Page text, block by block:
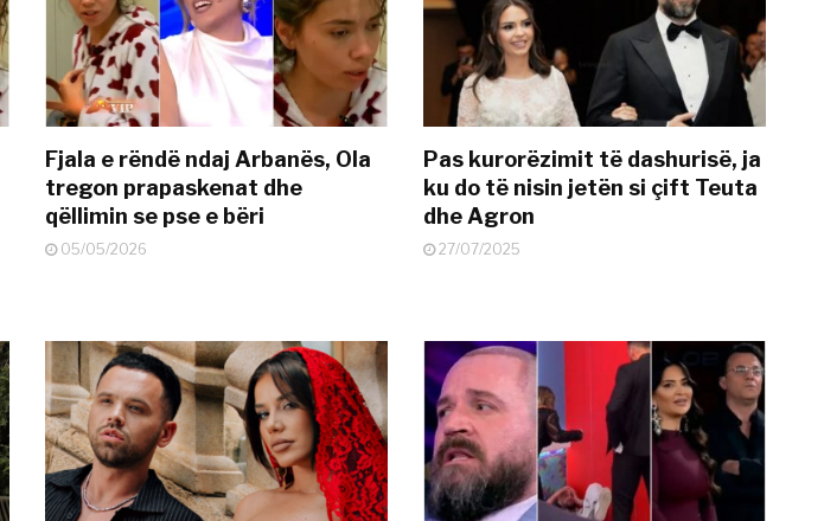
Fjala e rëndë ndaj Arbanës, Ola
tregon prapaskenat dhe
qëllimin se pse e bëri
05/05/2026
Pas kurorëzimit të dashurisë, ja
ku do të nisin jetën si çift Teuta
dhe Agron
27/07/2025